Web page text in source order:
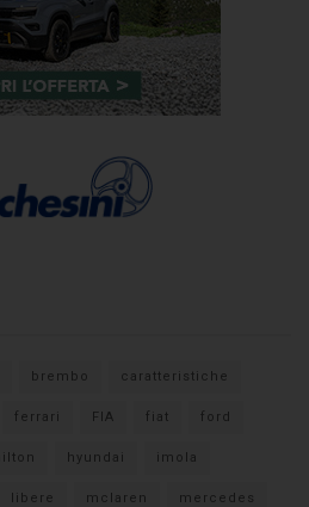
brembo caratteristiche
ferrari FIA fiat ford
hyundai imola
libere mclaren mercedes